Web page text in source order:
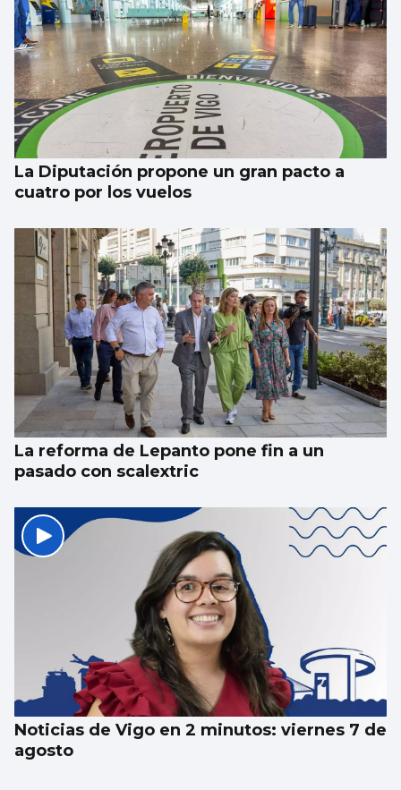
Investigan por asesinato al detenido por un
atropello mortal intencionado en Ames
La Diputación propone un gran pacto a
cuatro por los vuelos
La reforma de Lepanto pone fin a un
pasado con scalextric
Noticias de Vigo en 2 minutos: viernes 7 de
agosto